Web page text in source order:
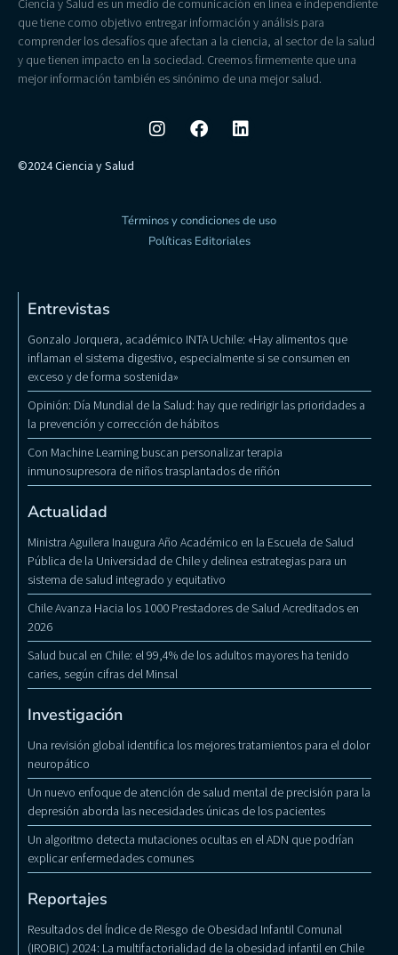
Ciencia y Salud es un medio de comunicación en línea e independiente
que tiene como objetivo entregar información y análisis para
comprender los desafíos que afectan a la ciencia, al sector de la salud
y que tienen impacto en la sociedad. Creemos firmemente que una
mejor información también es sinónimo de una mejor salud.
©2024 Ciencia y Salud
Términos y condiciones de uso
Políticas Editoriales
Entrevistas
Gonzalo Jorquera, académico INTA Uchile: «Hay alimentos que
inflaman el sistema digestivo, especialmente si se consumen en
exceso y de forma sostenida»
Opinión: Día Mundial de la Salud: hay que redirigir las prioridades a
la prevención y corrección de hábitos
Con Machine Learning buscan personalizar terapia
inmunosupresora de niños trasplantados de riñón
Actualidad
Ministra Aguilera Inaugura Año Académico en la Escuela de Salud
Pública de la Universidad de Chile y delinea estrategias para un
sistema de salud integrado y equitativo
Chile Avanza Hacia los 1000 Prestadores de Salud Acreditados en
2026
Salud bucal en Chile: el 99,4% de los adultos mayores ha tenido
caries, según cifras del Minsal
Investigación
Una revisión global identifica los mejores tratamientos para el dolor
neuropático
Un nuevo enfoque de atención de salud mental de precisión para la
depresión aborda las necesidades únicas de los pacientes
Un algoritmo detecta mutaciones ocultas en el ADN que podrían
explicar enfermedades comunes
Reportajes
Resultados del Índice de Riesgo de Obesidad Infantil Comunal
(IROBIC) 2024: La multifactorialidad de la obesidad infantil en Chile